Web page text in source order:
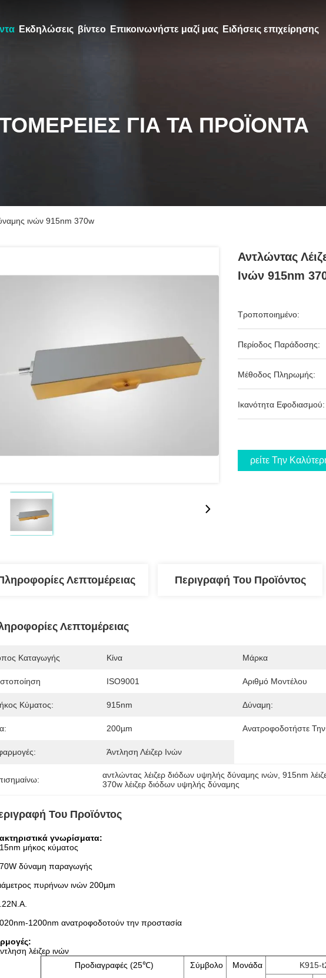
Εκδηλώσεις βίντεο Επικοινωνήστε μαζί μας Ειδήσεις επιχείρησης
ΓΙΑ ΤΑ ΠΡΟΪΌΝΤΑ
ινών 915nm 370w
Αντλώντας
Ινών 915nm
Τροποποιημένο:
Περίοδος Παράδοσης:
Μέθοδος Πληρωμής:
Ικανότητα Εφοδιασμού:
Βρείτε Την
Λεπτομέρειας Περιγραφή Του Προϊόντος
Λεπτομέρειας
Καταγωγής Κίνα Μάρκα
ISO9001 Αριθμό Μοντέλου
Κύματος: 915nm Δύναμη:
200µm Ανατροφοδοτήστε
Άντληση Λέιζερ Ινών
αντλώντας λέιζερ διόδων υψηλής δύναμης ινών , 915nm
370w λέιζερ διόδων υψηλής δύναμης
Του Προϊόντος
γνωρίσματα:
μήκος κύματος
δύναμη παραγωγής
πυρήνων ινών 200µm
1200nm ανατροφοδοτούν την προστασία
λέιζερ ινών
Προδιαγραφές (25℃)
Σύμβολο Μονάδα
K915-